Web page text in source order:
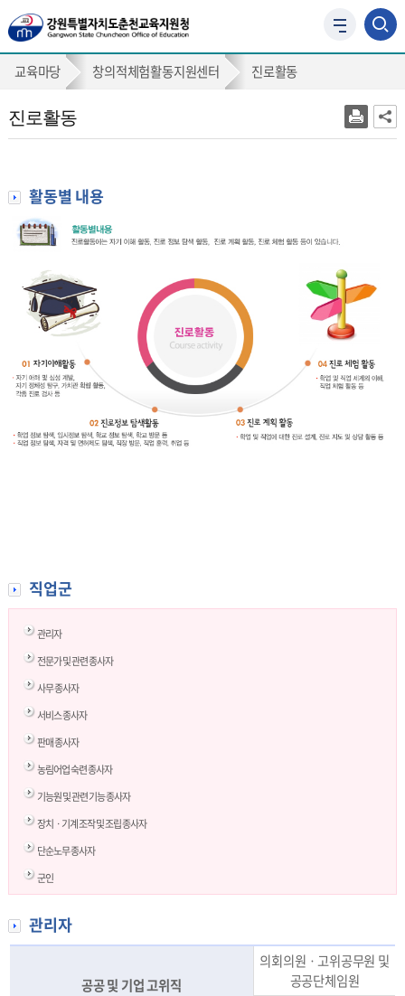
사
가
진
활
교육마당 창의적체험활동지원센터 진로활동
진로활동
활동별 내용
직업군
관리자
전문가 및 관련 종사자
사무 종사자
서비스 종사자
판매 종사자
농림어업 숙련 종사자
기능원 및 관련 기능 종사자
장치ㆍ기계 조작 및 조립 종사자
단순노무 종사자
군인
관리자
공공 및 기업 고위직
의회의원ㆍ고위공무원 및
공공단체임원